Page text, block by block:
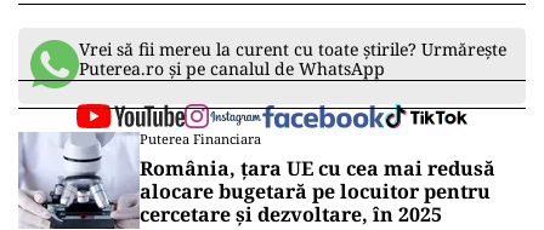
Vrei să fii mereu la curent cu toate știrile? Urmărește
Puterea.ro și pe canalul de WhatsApp
Puterea Financiara
România, țara UE cu cea mai redusă
alocare bugetară pe locuitor pentru
cercetare și dezvoltare, în 2025